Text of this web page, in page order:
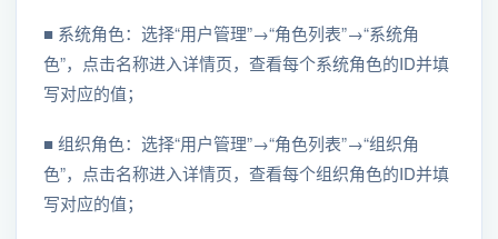
■ 系统角色：选择“用户管理”→“角色列表”→“系统角
色”，点击名称进入详情页，查看每个系统角色的ID并填
写对应的值；
■ 组织角色：选择“用户管理”→“角色列表”→“组织角
色”，点击名称进入详情页，查看每个组织角色的ID并填
写对应的值；